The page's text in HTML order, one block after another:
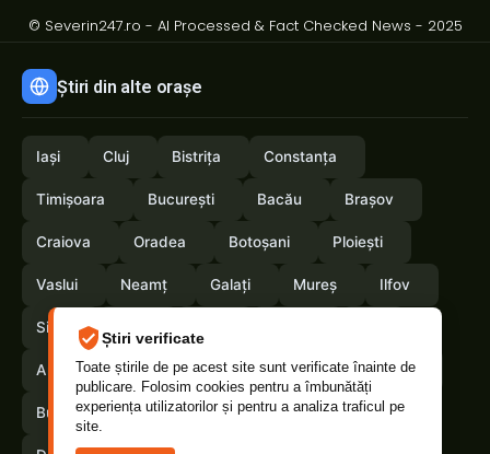
Știri verificate
Toate știrile de pe acest site sunt verificate înainte de
publicare. Folosim cookies pentru a îmbunătăți
experiența utilizatorilor și pentru a analiza traficul pe
site.
© Severin247.ro - AI Processed & Fact Checked News - 2025
Știri din alte orașe
Iași Cluj Bistrița Constanța
Timișoara București Bacău Brașov
Craiova Oradea Botoșani Ploiești
Vaslui Neamț Galați Mureș Ilfov
Sibiu
Arges Maramures Vrancea Satumare
Buzau Braila Calarasi Suceava